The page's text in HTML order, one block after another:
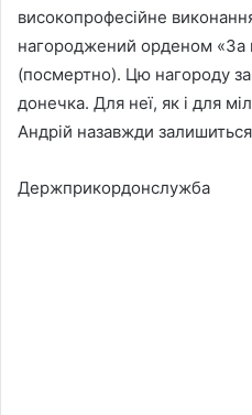
високопрофесійне
нагороджений орденом «За
(посмертно). Цю нагороду
донечка. Для неї, як і для
Андрій назавжди
Держприкордонслужба